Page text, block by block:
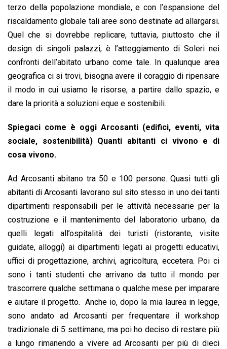
terzo della popolazione mondiale, e con l’espansione del
riscaldamento globale tali aree sono destinate ad allargarsi.
Quel che si dovrebbe replicare, tuttavia, piuttosto che il
design di singoli palazzi, è l’atteggiamento di Soleri nei
confronti dell’abitato urbano come tale. In qualunque area
geografica ci si trovi, bisogna avere il coraggio di ripensare
il modo in cui usiamo le risorse, a partire dallo spazio, e
dare la priorità a soluzioni eque e sostenibili.
Spiegaci come è oggi Arcosanti (edifici, eventi, vita
sociale, sostenibilità) Quanti abitanti ci vivono e di
cosa vivono.
Ad Arcosanti abitano tra 50 e 100 persone. Quasi tutti gli
abitanti di Arcosanti lavorano sul sito stesso in uno dei tanti
dipartimenti responsabili per le attività necessarie per la
costruzione e il mantenimento del laboratorio urbano, da
quelli legati all’ospitalità dei turisti (ristorante, visite
guidate, alloggi) ai dipartimenti legati ai progetti educativi,
uffici di progettazione, archivi, agricoltura, eccetera. Poi ci
sono i tanti studenti che arrivano da tutto il mondo per
trascorrere qualche settimana o qualche mese per imparare
e aiutare il progetto. Anche io, dopo la mia laurea in legge,
sono andato ad Arcosanti per frequentare il workshop
tradizionale di 5 settimane, ma poi ho deciso di restare più
a lungo rimanendo a vivere ad Arcosanti per più di dieci